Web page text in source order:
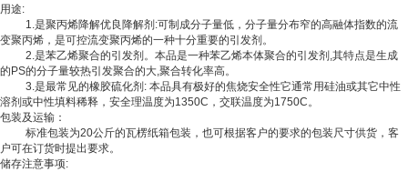
用途:
1.是聚丙烯降解优良降解剂:可制成分子量低，分子量分布窄的高融体指数的流
变聚丙烯，是可控流变聚丙烯的一种十分重要的引发剂。
2.是苯乙烯聚合的引发剂。本品是一种苯乙烯本体聚合的引发剂,其特点是生成
的PS的分子量较热引发聚合的大,聚合转化率高。
3.是最常见的橡胶硫化剂: 本品具有极好的焦烧安全性它通常用硅油或其它中性
溶剂或中性填料稀释，安全理温度为1350C，交联温度为1750C。
包装及运输：
标准包装为20公斤的瓦楞纸箱包装，也可根据客户的要求的包装尺寸供货，客
户可在订货时提出要求。
储存注意事项: